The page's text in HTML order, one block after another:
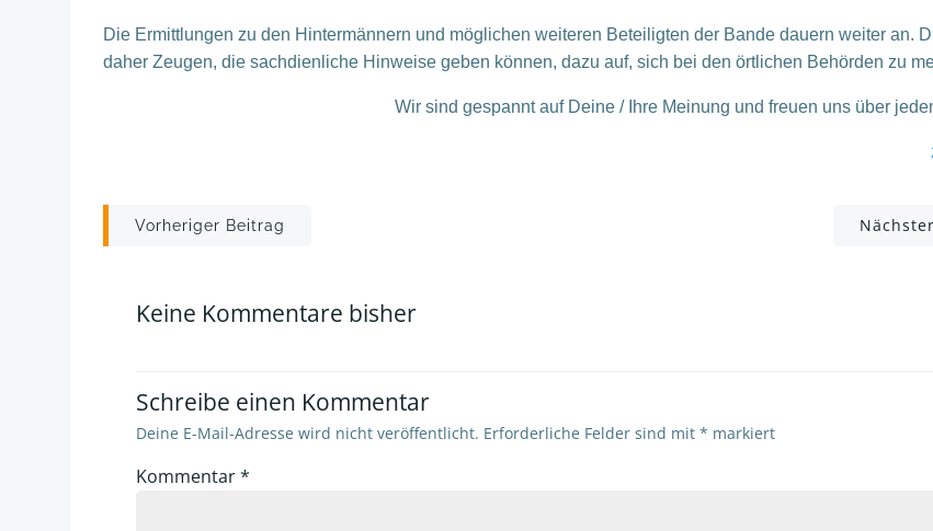
Die Ermittlungen zu den Hintermännern und möglichen weiteren Beteiligten der Bande dauern weiter an.
daher Zeugen, die sachdienliche Hinweise geben können, dazu auf, sich bei den örtlichen Behörden zu
Wir sind gespannt auf Deine / Ihre Meinung und freuen uns über
Post
Vorheriger Beitrag
Keine Kommentare bisher
Schreibe einen Kommentar
Deine E-Mail-Adresse wird nicht veröffentlicht. Erforderliche Felder sind mit * markiert
Kommentar*